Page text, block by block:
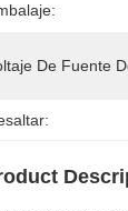
De Fuente